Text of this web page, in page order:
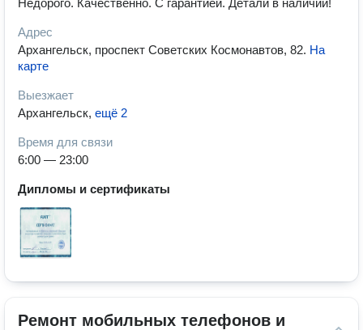
Недорого. Качественно. С гарантией. Детали в наличии!
Адрес
Архангельск, проспект Советских Космонавтов, 82. На
карте
Выезжает
Архангельск, ещё 2
Время для связи
6:00 — 23:00
Дипломы и сертификаты
Ремонт мобильных телефонов и